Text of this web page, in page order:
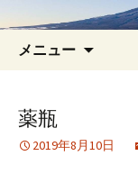
へ
キ
メニュー
薬瓶
2019年8月10日